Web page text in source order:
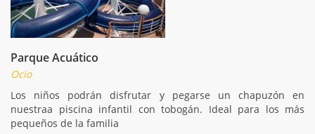
Parque Acuático
Ocio
Los niños podrán disfrutar y pegarse un chapuzón en
nuestraa piscina infantil con tobogán. Ideal para los más
pequeños de la familia